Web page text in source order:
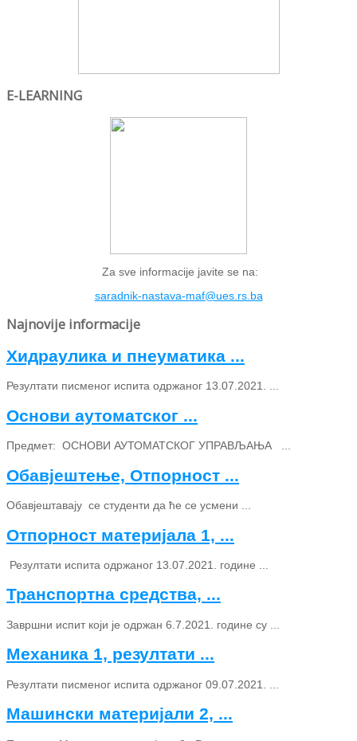
E-LEARNING
Za sve informacije javite se na:
saradnik-nastava-maf@ues.rs.ba
Najnovije informacije
Хидраулика и пнеуматика ...
Резултати писменог испита одржаног 13.07.2021. ...
Основи аутоматског ...
Предмет: ОСНОВИ АУТОМАТСКОГ УПРАВЉАЊА ...
Обавјештење, Отпорност ...
Обавјештавају се студенти да ће се усмени ...
Отпорност материјала 1, ...
Резултати испита одржаног 13.07.2021. године ...
Транспортна средства, ...
Завршни испит који је одржан 6.7.2021. године су ...
Механика 1, резултати ...
Резултати писменог испита одржаног 09.07.2021. ...
Машински материјали 2, ...